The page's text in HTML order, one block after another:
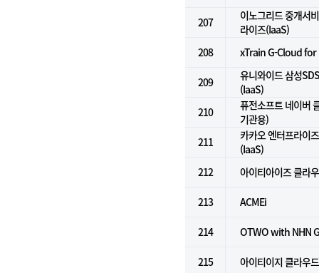
207
이노그리드 중개서
라이즈(IaaS)
208
xTrain G-Cloud
209
유니와이드 삼성
(IaaS)
210
퓨전소프트 네이버
기관용)
211
카카오 엔터프라이
(IaaS)
212
아이티아이즈 클라
213 ACMEi
214 OTWO with NHN
215 아이티이지 클라우